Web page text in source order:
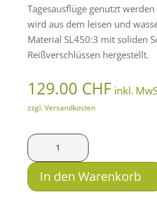
Tagesausflüge genutzt
wird aus dem leisen und
Material SL450:3 mit soliden
Reißverschlüssen hergestellt.
129.00 CHF inkl.
zzgl. Versandkosten
FAUNA
F12
HIP
Menge
In den Warenkorb